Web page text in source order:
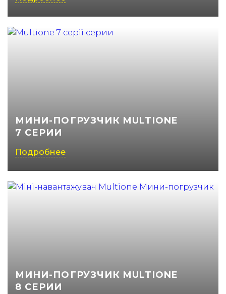
МИНИ-ПОГРУЗЧИК MULTIONE
7 СЕРИИ
Подробнее
МИНИ-ПОГРУЗЧИК MULTIONE
8 СЕРИИ